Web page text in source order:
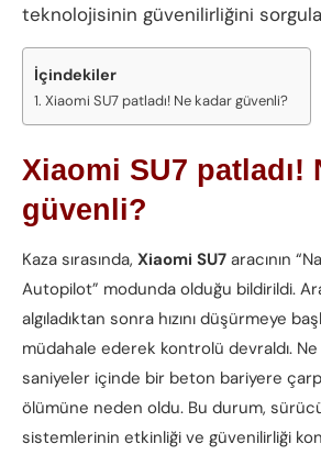
teknolojisinin güvenilirliğini
İçindekiler
Xiaomi SU7 patladı! Ne kadar güvenli?
Xiaomi SU7 patladı!
güvenli?
Kaza sırasında, Xiaomi SU7 aracının
Autopilot” modunda olduğu bildirildi.
algıladıktan sonra hızını düşürmeye
müdahale ederek kontrolü devraldı. Ne
saniyeler içinde bir beton bariyere
ölümüne neden oldu. Bu durum,
sistemlerinin etkinliği ve güvenilirliği